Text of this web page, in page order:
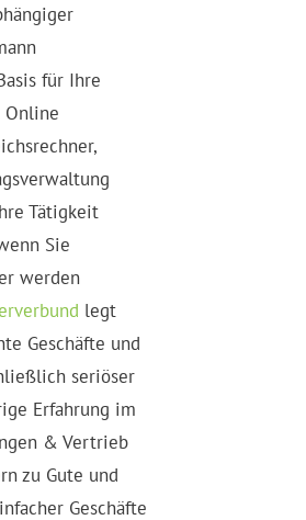
für Ihre
Online
Tätigkeit
Sie
werden
legt
Geschäfte und
seriöser
Erfahrung im
& Vertrieb
zu Gute und
Geschäfte